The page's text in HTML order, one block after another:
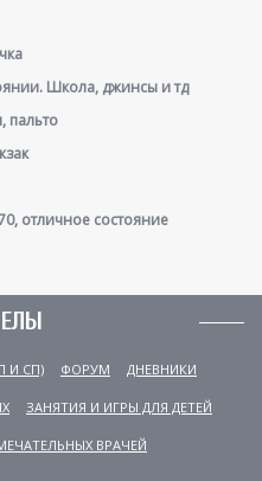
Школа, джинсы и тд
пальто
отличное состояние
И СП) ФОРУМ ДНЕВНИКИ
ЗАНЯТИЯ И ИГРЫ ДЛЯ ДЕТЕЙ
ВРАЧЕЙ